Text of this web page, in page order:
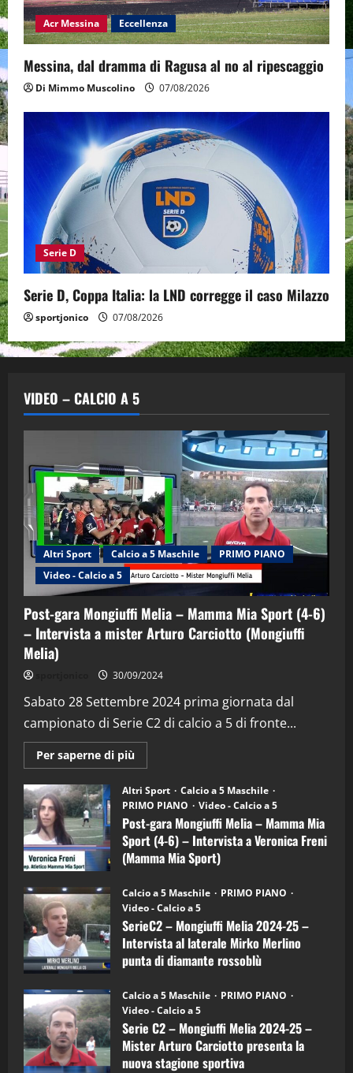
Acr Messina Eccellenza
Messina, dal dramma di Ragusa al no al ripescaggio
Di Mimmo Muscolino 07/08/2026
Serie D
Serie D, Coppa Italia: la LND corregge il caso Milazzo
sportjonico 07/08/2026
VIDEO – CALCIO A 5
Altri Sport Calcio a 5 Maschile
PRIMO PIANO
Video - Calcio a 5
Post-gara Mongiuffi Melia – Mamma Mia Sport (4-6)
– Intervista a mister Arturo Carciotto (Mongiuffi
Melia)
30/09/2024
Sabato 28 Settembre 2024 prima giornata dal
campionato di Serie C2 di calcio a 5 di fronte...
Per saperne di più
informazioni
Post-
gara
Mongiuffi
Melia
–
Mamma
Mia
Sport
6)
–
Intervista
a
mister
Arturo
Carciotto
(Mongiuffi
Altri Sport
Calcio a 5 Maschile
PRIMO PIANO
Video - Calcio a 5
Post-gara Mongiuffi Melia – Mamma Mia
Sport (4-6) – Intervista a Veronica Freni
(Mamma Mia Sport)
Calcio a 5 Maschile
PRIMO PIANO
Video - Calcio a 5
SerieC2 – Mongiuffi Melia 2024-25 –
Intervista al laterale Mirko Merlino
punta di diamante rossoblù
Calcio a 5 Maschile
PRIMO PIANO
Video - Calcio a 5
Serie C2 – Mongiuffi Melia 2024-25 –
Mister Arturo Carciotto presenta la
nuova stagione sportiva
2
“SportEmpire” in Podcast: 29^ Puntata
(Martedi 28 Aprile 2026)
28/04/2026
3
"SportEmpire" in Podcast
“SportEmpire” in Podcast: 28^ Puntata
(Martedi 21 Aprile 2026)
21/04/2026
4
“SportEmpire” in Podcast: 27^ Puntata
(Martedi 14 Aprile 2026)
15/04/2026
5
“SportEmpire” in Podcast: 26^ Puntata
(Martedi 07 Aprile 2026)
08/04/2026